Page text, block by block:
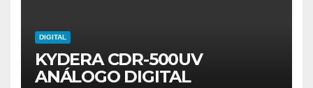
DIGITAL
KYDERA CDR-500UV
ANÁLOGO DIGITAL